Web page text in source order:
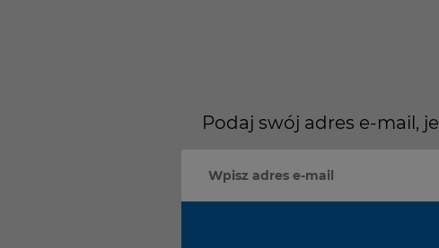
Podaj swój adres e-mail,